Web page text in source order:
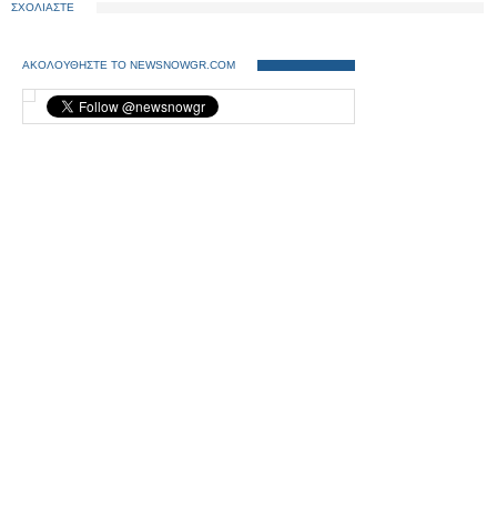
ΣΧΟΛΙΑΣΤΕ
ΑΚΟΛΟΥΘΗΣΤΕ ΤΟ NEWSNOWGR.COM